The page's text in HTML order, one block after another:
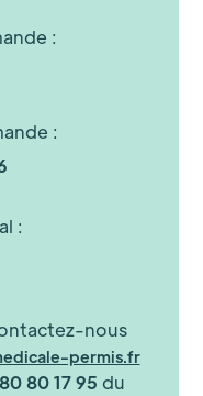
:
:
:
nous
permis.fr
80 17 95 du